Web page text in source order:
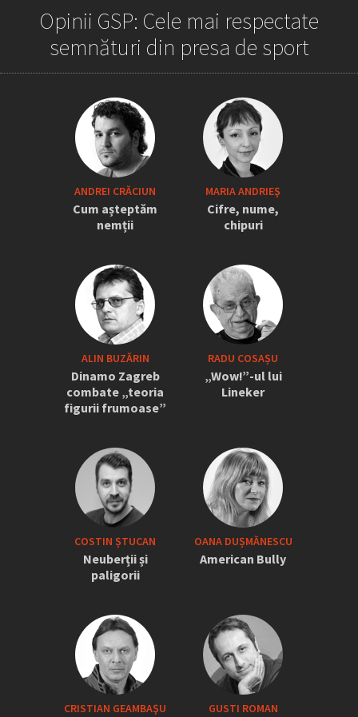
„Iordănescu a tras sforile să revină la
națională” » Pițurcă face dezvăluiri
tari: „Dacă știam că vine el...” +
Scena din avion: „Era transfigurat”
Opinii GSP: Cele mai respectate
semnături din presa de sport
ANDREI CRĂCIUN
Cum așteptăm
nemții
MARIA ANDRIEŞ
Cifre, nume,
chipuri
ALIN BUZĂRIN
Dinamo Zagreb
combate „teoria
figurii frumoase”
RADU COSAȘU
„Wow!”-ul lui
Lineker
COSTIN ȘTUCAN
Neuberții și
paligorii
OANA DUȘMĂNESCU
American Bully
CRISTIAN GEAMBAŞU GUSTI ROMAN